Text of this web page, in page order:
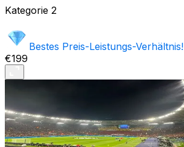
Kategorie 2
Bestes Preis-Leistungs-Verhältnis!
€199